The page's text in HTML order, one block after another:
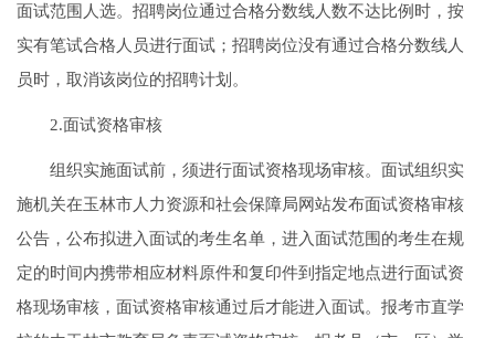
面试范围人选。招聘岗位通过合格分数线人数不达比例时，按
实有笔试合格人员进行面试；招聘岗位没有通过合格分数线人
员时，取消该岗位的招聘计划。
2.面试资格审核
组织实施面试前，须进行面试资格现场审核。面试组织实
施机关在玉林市人力资源和社会保障局网站发布面试资格审核
公告，公布拟进入面试的考生名单，进入面试范围的考生在规
定的时间内携带相应材料原件和复印件到指定地点进行面试资
格现场审核，面试资格审核通过后才能进入面试。报考市直学